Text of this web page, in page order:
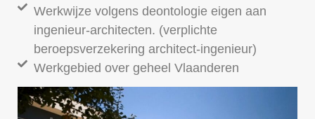
Werkwijze volgens deontologie eigen aan
ingenieur-architecten. (verplichte
beroepsverzekering architect-ingenieur)
Werkgebied over geheel Vlaanderen